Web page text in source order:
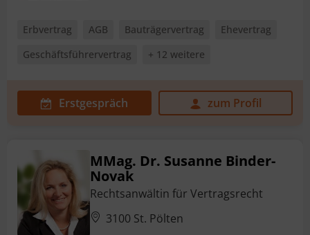
Erbvertrag AGB Bauträgervertrag
Ehevertrag
Geschäftsführervertrag
+ 12 weitere
Erstgespräch zum Profil
MMag. Dr. Susanne Binder-
Novak
Rechtsanwältin für Vertragsrecht
3100 St. Pölten